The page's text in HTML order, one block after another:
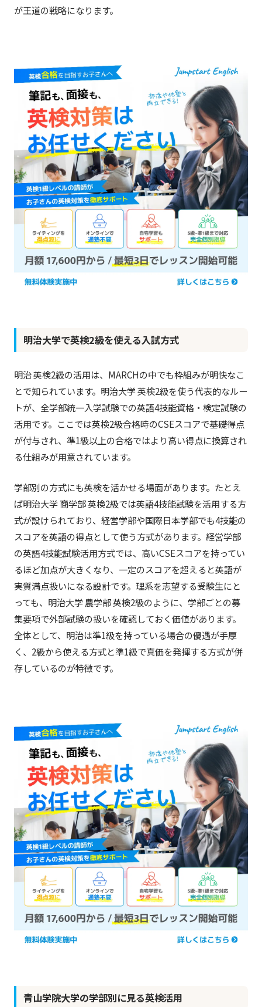
が王道の戦略になります。
明治大学で英検2級を使える入試方式
明治 英検2級の活用は、MARCHの中でも枠組みが明快なこ
とで知られています。明治大学 英検2級を使う代表的なルー
トが、全学部統一入学試験での英語4技能資格・検定試験の
活用です。ここでは英検2級合格時のCSEスコアで基礎得点
が付与され、準1級以上の合格ではより高い得点に換算され
る仕組みが用意されています。
学部別の方式にも英検を活かせる場面があります。たとえ
ば明治大学 商学部 英検2級では英語4技能試験を活用する方
式が設けられており、経営学部や国際日本学部でも4技能の
スコアを英語の得点として使う方式があります。経営学部
の英語4技能試験活用方式では、高いCSEスコアを持ってい
るほど加点が大きくなり、一定のスコアを超えると英語が
実質満点扱いになる設計です。理系を志望する受験生にと
っても、明治大学 農学部 英検2級のように、学部ごとの募
集要項で外部試験の扱いを確認しておく価値があります。
全体として、明治は準1級を持っている場合の優遇が手厚
く、2級から使える方式と準1級で真価を発揮する方式が併
存しているのが特徴です。
青山学院大学の学部別に見る英検活用